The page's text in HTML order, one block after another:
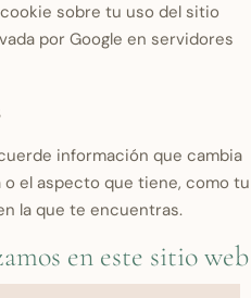
sobre tu uso del sitio
por Google en servidores
información que cambia
el aspecto que tiene, como tu
la que te encuentras.
en este sitio web